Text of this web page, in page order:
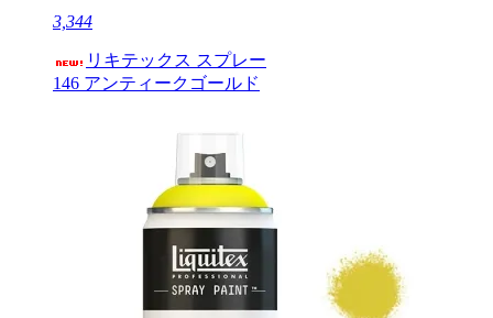
3,344
リキテックス スプレー
146 アンティークゴールド